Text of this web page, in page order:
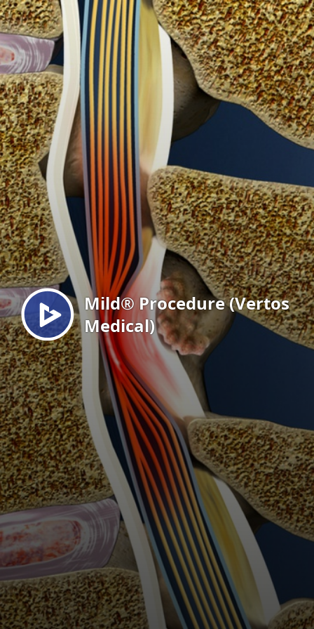
Menu
Mild® Procedure (Vertos
Medical)
EN